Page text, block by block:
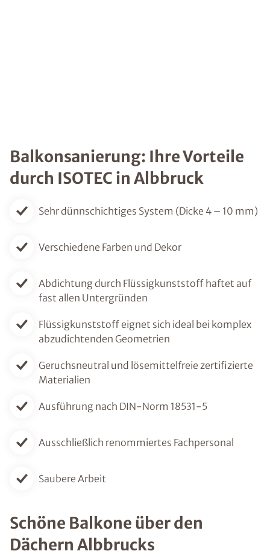
Balkonsanierung: Ihre Vorteile
durch ISOTEC in Albbruck
Sehr dünnschichtiges System (Dicke 4 – 10 mm)
Verschiedene Farben und Dekor
Abdichtung durch Flüssigkunststoff haftet auf
fast allen Untergründen
Flüssigkunststoff eignet sich ideal bei komplex
abzudichtenden Geometrien
Geruchsneutral und lösemittelfreie zertifizierte
Materialien
Ausführung nach DIN-Norm 18531-5
Ausschließlich renommiertes Fachpersonal
Saubere Arbeit
Schöne Balkone über den
Dächern Albbrucks